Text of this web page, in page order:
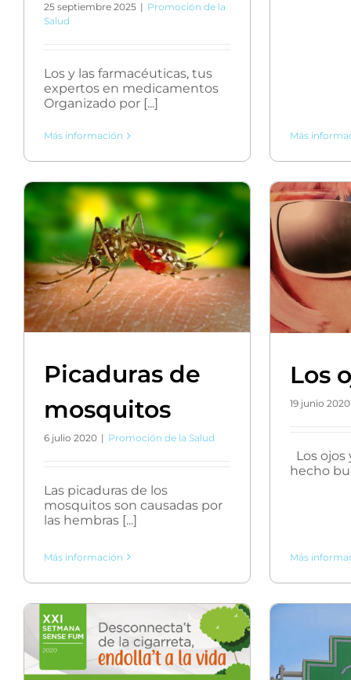
25 septiembre 2025 | Promoción de la
Salud
Los y las farmacéuticas, tus
expertos en medicamentos
Organizado por [...]
Más información Más
Picaduras de
mosquitos
6 julio 2020 | Promoción de la Salud
Las picaduras de los
mosquitos son causadas por
las hembras [...]
Más información
Los
19 junio 2020
Los ojos
hecho
Más